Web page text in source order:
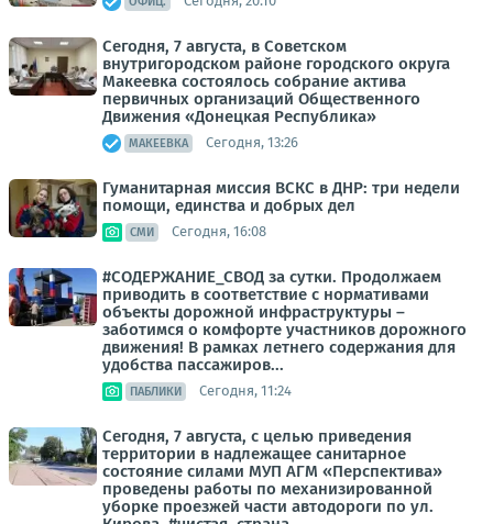
Сегодня, 7 августа, в Советском
внутригородском районе городского округа
Макеевка состоялось собрание актива
первичных организаций Общественного
Движения «Донецкая Республика»
МАКЕЕВКА Сегодня, 13:26
Гуманитарная миссия ВСКС в ДНР: три недели
помощи, единства и добрых дел
СМИ Сегодня, 16:08
#СОДЕРЖАНИЕ_СВОД за сутки. Продолжаем
приводить в соответствие с нормативами
объекты дорожной инфраструктуры –
заботимся о комфорте участников дорожного
движения! В рамках летнего содержания для
удобства пассажиров...
ПАБЛИКИ Сегодня, 11:24
Сегодня, 7 августа, с целью приведения
территории в надлежащее санитарное
состояние силами МУП АГМ «Перспектива»
проведены работы по механизированной
уборке проезжей части автодороги по ул.